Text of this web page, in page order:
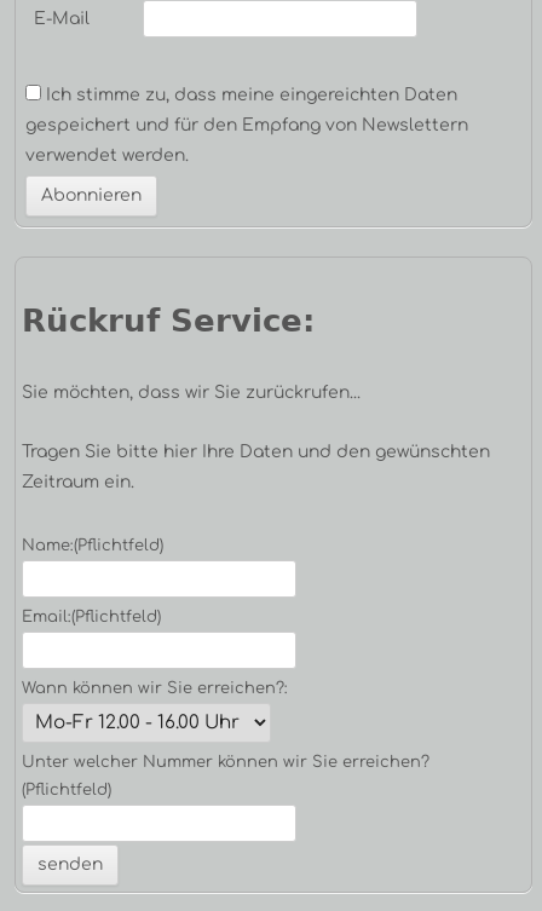
E-Mail
Ich stimme zu, dass meine eingereichten Daten
gespeichert und für den Empfang von Newslettern
verwendet werden.
Rückruf Service:
Sie möchten, dass wir Sie zurückrufen...
Tragen Sie bitte hier Ihre Daten und den gewünschten
Zeitraum ein.
Name:(Pflichtfeld)
Email:(Pflichtfeld)
Wann können wir Sie erreichen?:
Unter welcher Nummer können wir Sie erreichen?
(Pflichtfeld)